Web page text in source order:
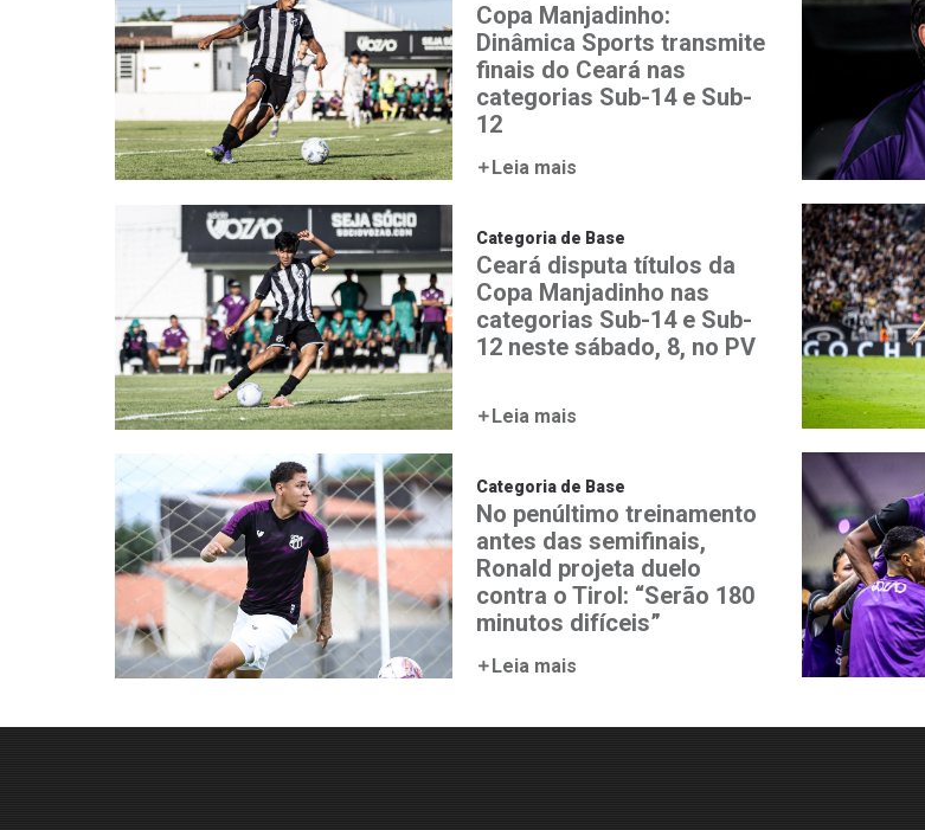
Copa Manjadinho:
Dinâmica Sports transmite
finais do Ceará nas
categorias Sub-14 e Sub-
12
Leia mais
Categoria de Base
Ceará disputa títulos da
Copa Manjadinho nas
categorias Sub-14 e Sub-
12 neste sábado, 8, no PV
Leia mais
Categoria de Base
No penúltimo treinamento
antes das semifinais,
Ronald projeta duelo
contra o Tirol: “Serão 180
minutos difíceis”
Leia mais